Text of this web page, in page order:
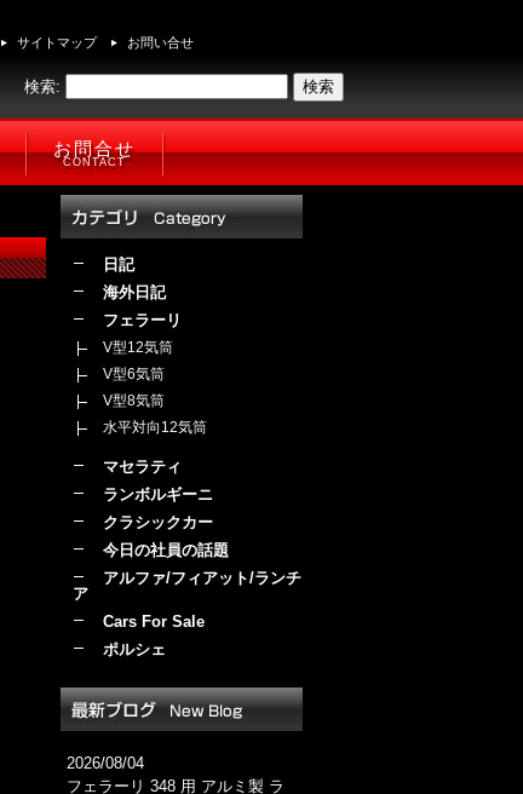
サイトマップ お問い合せ
検索:
お問合せ
CONTACT
日記
海外日記
フェラーリ
V型12気筒
V型6気筒
V型8気筒
水平対向12気筒
マセラティ
ランボルギーニ
クラシックカー
今日の社員の話題
アルファ/フィアット/ランチ
ア
Cars For Sale
ポルシェ
2026/08/04
フェラーリ 348 用 アルミ製 ラ